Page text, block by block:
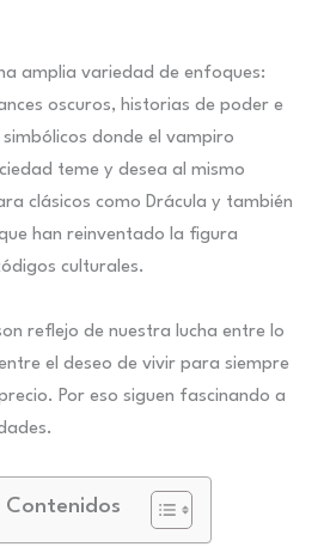
amplia variedad de enfoques:
oscuros, historias de poder e
donde el vampiro
teme y desea al mismo
clásicos como Drácula y también
han reinventado la figura
culturales.
reflejo de nuestra lucha entre lo
el deseo de vivir para siempre
Por eso siguen fascinando a
Contenidos